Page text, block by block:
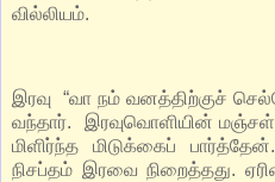
வில்லியம்.
இரவு “வா நம் வனத்திற்குச்
வந்தார். இரவுவொளியின்
மிளிர்ந்த மிடுக்கைப்
நிசப்தம் இரவை நிறைத்தது.